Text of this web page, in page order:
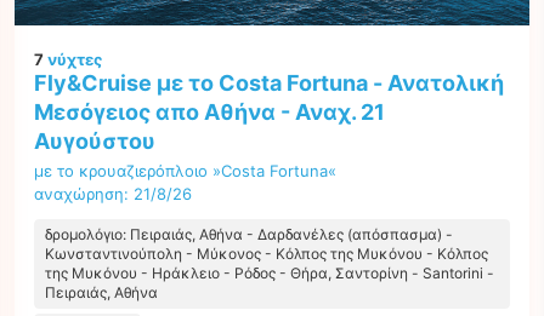
7νύχτες
Fly&Cruise με το Costa Fortuna - Ανατολική
Μεσόγειος απο Αθήνα - Αναχ. 21
Αυγούστου
με το κρουαζιερόπλοιο »Costa Fortuna«
αναχώρηση: 21/8/26
δρομολόγιο: Πειραιάς, Αθήνα - Δαρδανέλες (απόσπασμα) -
Κωνσταντινούπολη - Μύκονος - Κόλπος της Μυκόνου - Κόλπος
της Μυκόνου - Ηράκλειο - Ρόδος - Θήρα, Σαντορίνη - Santorini -
Πειραιάς, Αθήνα